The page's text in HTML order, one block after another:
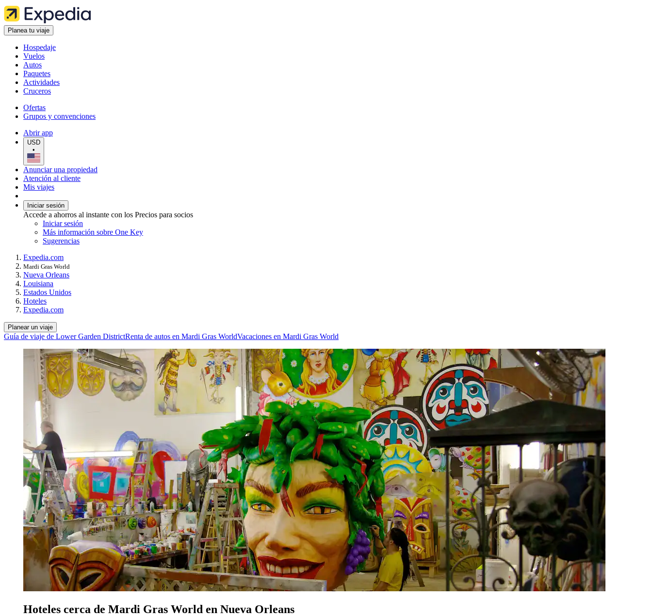
Planea tu viaje
Hospedaje
Vuelos
Autos
Paquetes
Actividades
Cruceros
Ofertas
Grupos y convenciones
Abrir app
USD
•
Anunciar una propiedad
Atención al cliente
Mis viajes
Iniciar sesión
Accede a ahorros al instante con los Precios para socios
Iniciar sesión
Más información sobre One Key
Sugerencias
Expedia.com
Mardi Gras World
Nueva Orleans
Louisiana
Estados Unidos
Hoteles
Expedia.com
Planear un viaje
Guía de viaje de Lower Garden DistrictRenta de autos en Mardi Gras WorldVacaciones en Mardi Gras World
Hoteles cerca de Mardi Gras World en Nueva Orleans